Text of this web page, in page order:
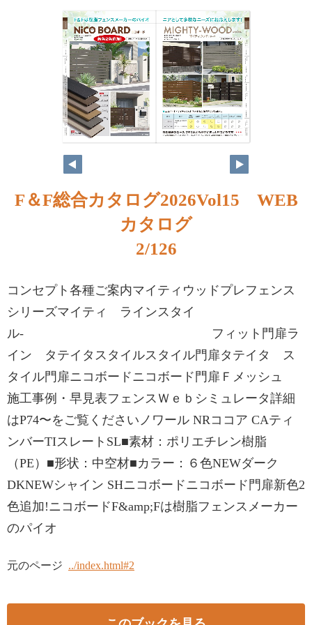
F＆F総合カタログ2026Vol15 WEB
カタログ
2/126
コンセプト各種ご案内マイティウッドプレフェンス
シリーズマイティ ラインスタイ
ル- フィット門扉ラ
イン タテイタスタイルスタイル門扉タテイタ ス
タイル門扉ニコボードニコボード門扉Ｆメッシュ
施工事例・早見表フェンスＷｅｂシミュレータ詳細
はP74〜をご覧くださいノワール NRココア CAティ
ンバーTIスレートSL■素材：ポリエチレン樹脂
（PE）■形状：中空材■カラー：６色NEWダーク
DKNEWシャイン SHニコボードニコボード門扉新色2
色追加!ニコボードF&amp;Fは樹脂フェンスメーカー
のパイオ
元のページ ../index.html#2